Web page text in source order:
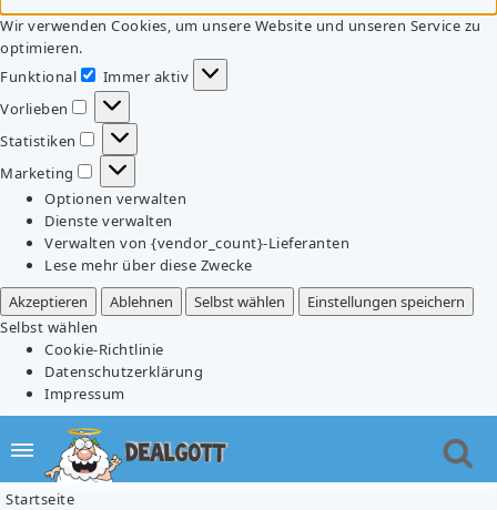
Wir verwenden Cookies, um unsere Website und unseren Service zu
optimieren.
Funktional
Funktional
Immer aktiv
Vorlieben
Vorlieben
Statistiken
Statistiken
Marketing
Marketing
Optionen verwalten
Dienste verwalten
Verwalten von {vendor_count}-Lieferanten
Lese mehr über diese Zwecke
Akzeptieren
Ablehnen Selbst wählen
Einstellungen speichern
Selbst wählen
Cookie-Richtlinie
Datenschutzerklärung
Impressum
Startseite